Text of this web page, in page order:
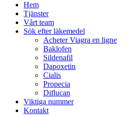
Hem
Tjänster
Vårt team
Sök efter läkemedel
Acheter Viagra en ligne
Baklofen
Sildenafil
Dapoxetin
Cialis
Propecia
Diflucan
Viktiga nummer
Kontakt